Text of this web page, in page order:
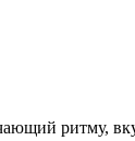
ритму,